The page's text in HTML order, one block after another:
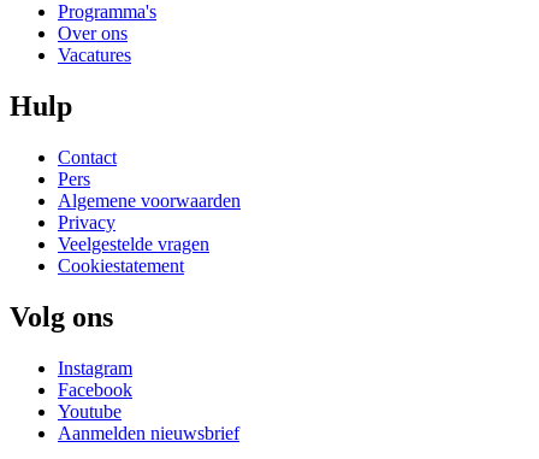
Programma's
Over ons
Vacatures
Hulp
Contact
Pers
Algemene voorwaarden
Privacy
Veelgestelde vragen
Cookiestatement
Volg ons
Instagram
Facebook
Youtube
Aanmelden nieuwsbrief